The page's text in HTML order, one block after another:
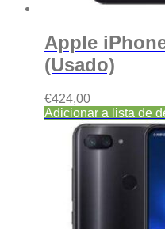
Apple
(Usado)
€424,00
Adicionar a lista de